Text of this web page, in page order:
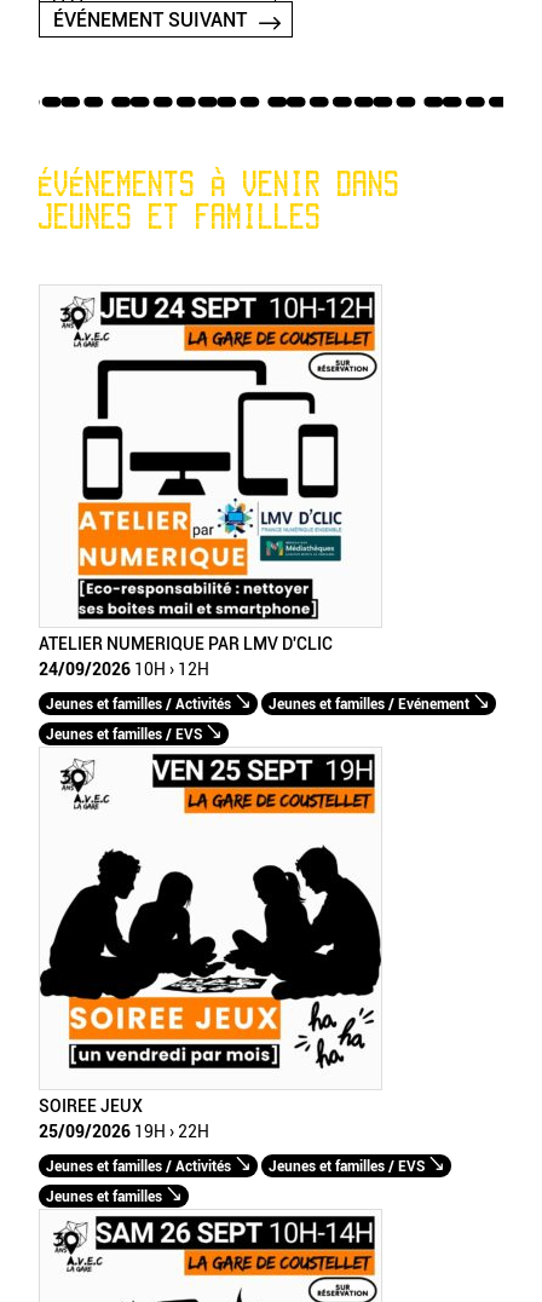
ÉVÉNEMENT SUIVANT
ÉVÉNEMENTS À VENIR DANS
JEUNES ET FAMILLES
ATELIER NUMERIQUE PAR LMV D'CLIC
24/09/2026 10H › 12H
Jeunes et familles / Activités
Jeunes et familles / Evénement
Jeunes et familles / EVS
SOIREE JEUX
25/09/2026 19H › 22H
Jeunes et familles / Activités
Jeunes et familles / EVS
Jeunes et familles